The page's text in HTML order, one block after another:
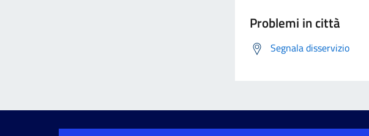
Problemi in città
Segnala disservizio